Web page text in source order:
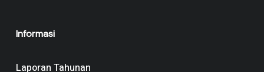
Informasi
Laporan Tahunan